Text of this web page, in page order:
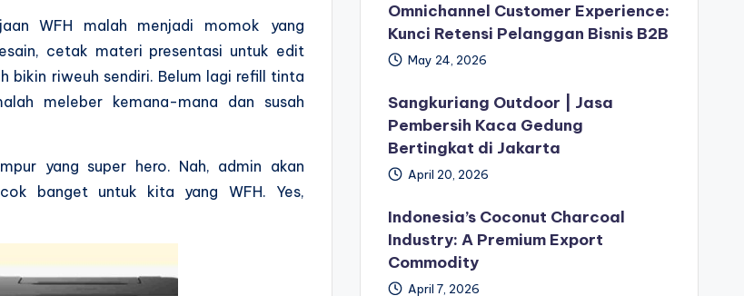
WFH malah menjadi momok yang
cetak materi presentasi untuk edit
bikin riweuh sendiri. Belum lagi refill tinta
meleber kemana-mana dan susah
yang super hero. Nah, admin akan
banget untuk kita yang WFH. Yes,
Omnichannel Customer Experience:
Kunci Retensi Pelanggan Bisnis B2B
May 24, 2026
Sangkuriang Outdoor | Jasa
Pembersih Kaca Gedung
Bertingkat di Jakarta
April 20, 2026
Indonesia’s Coconut Charcoal
Industry: A Premium Export
Commodity
April 7, 2026